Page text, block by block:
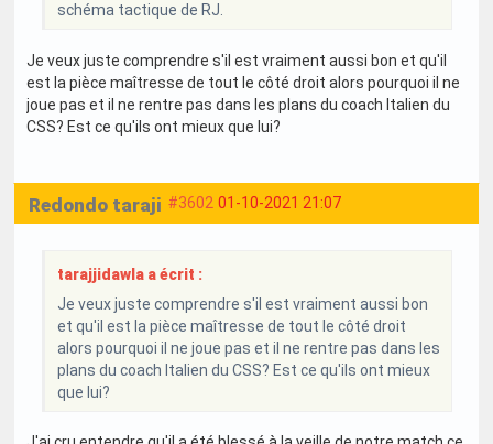
schéma tactique de RJ.
Je veux juste comprendre s'il est vraiment aussi bon et qu'il
est la pièce maîtresse de tout le côté droit alors pourquoi il ne
joue pas et il ne rentre pas dans les plans du coach Italien du
CSS? Est ce qu'ils ont mieux que lui?
#3602 01-10-2021 21:07
Redondo taraji
tarajjidawla a écrit :
Je veux juste comprendre s'il est vraiment aussi bon
et qu'il est la pièce maîtresse de tout le côté droit
alors pourquoi il ne joue pas et il ne rentre pas dans les
plans du coach Italien du CSS? Est ce qu'ils ont mieux
que lui?